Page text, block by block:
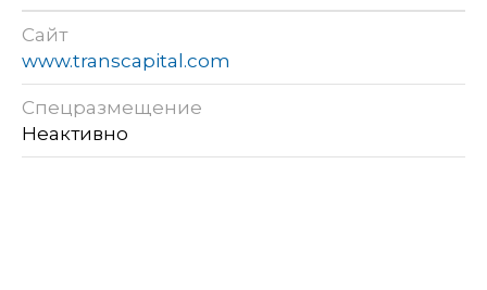
Сайт
www.transcapital.com
Спецразмещение
Неактивно